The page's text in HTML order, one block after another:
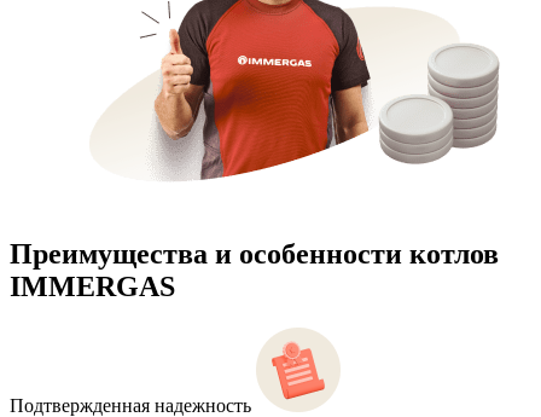
Преимущества и особенности котлов
IMMERGAS
Подтвержденная надежность